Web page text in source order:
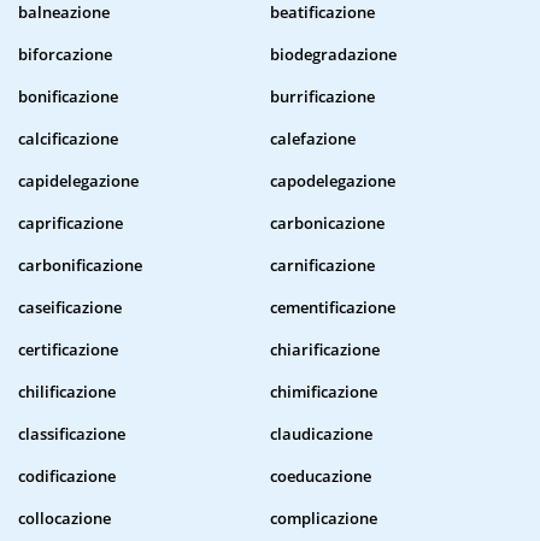
balneazione
beatificazione
biforcazione
biodegradazione
bonificazione
burrificazione
calcificazione
calefazione
capidelegazione
capodelegazione
caprificazione
carbonicazione
carbonificazione
carnificazione
caseificazione
cementificazione
certificazione
chiarificazione
chilificazione
chimificazione
classificazione
claudicazione
codificazione
coeducazione
collocazione
complicazione